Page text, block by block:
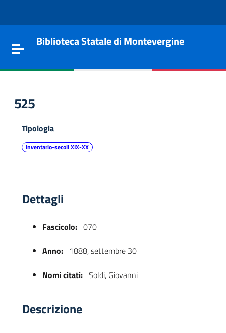
Toggle navigation
Biblioteca Statale di Montevergine
525
Tipologia
Inventario-secoli XIX-XX
Dettagli
Fascicolo: 070
Anno: 1888, settembre 30
Nomi citati: Soldi, Giovanni
Descrizione